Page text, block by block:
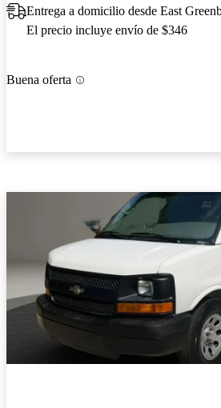
Entrega a domicilio desde East
El precio incluye envío de $346
Buena oferta